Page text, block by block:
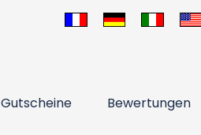
Gutscheine Bewertungen